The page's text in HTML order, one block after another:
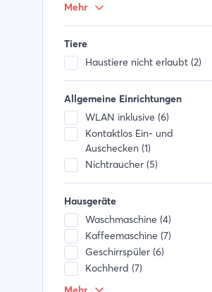
Smart TV (1)
Mehr
Tiere
Haustiere nicht erlaubt (2)
Allgemeine Einrichtungen
WLAN inklusive (6)
Kontaktlos Ein- und
Auschecken (1)
Nichtraucher (5)
Hausgeräte
Waschmaschine (4)
Kaffeemaschine (7)
Geschirrspüler (6)
Kochherd (7)